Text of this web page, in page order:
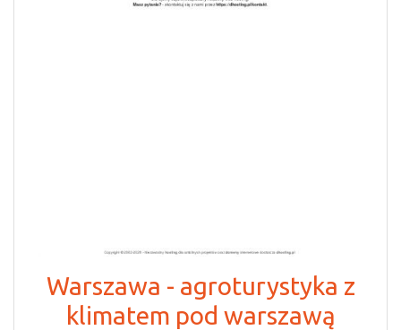
Warszawa - agroturystyka z
klimatem pod warszawą